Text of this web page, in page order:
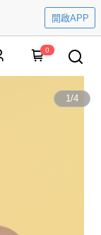
開啟APP
0
1/4